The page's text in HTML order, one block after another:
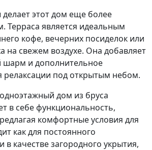
этот дом еще более
Терраса является идеальным
кофе, вечерних посиделок или
на свежем воздухе. Она добавляет
шарм и дополнительное
релаксации под открытым небом.
дом из бруса
в себе функциональность,
комфортные условия для
как для постоянного
в качестве загородного укрытия,